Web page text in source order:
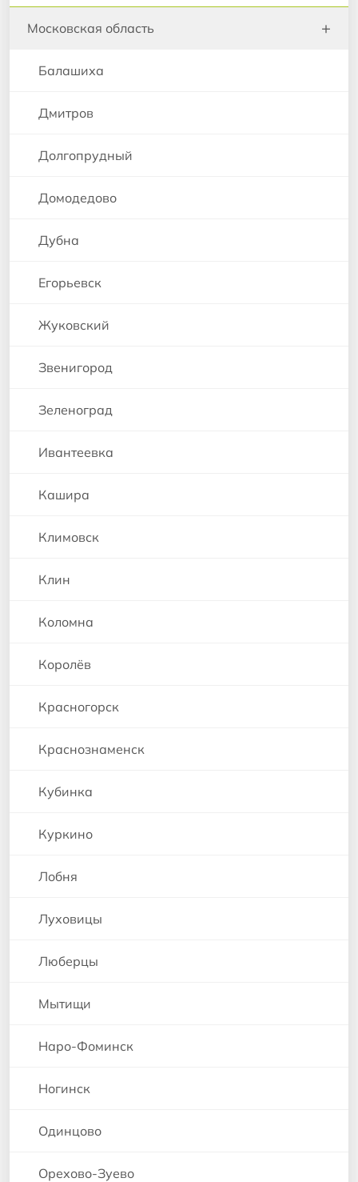
Московская область +
Балашиха
Дмитров
Долгопрудный
Домодедово
Дубна
Егорьевск
Жуковский
Звенигород
Зеленоград
Ивантеевка
Кашира
Климовск
Клин
Коломна
Королёв
Красногорск
Краснознаменск
Кубинка
Куркино
Лобня
Луховицы
Люберцы
Мытищи
Наро-Фоминск
Ногинск
Одинцово
Орехово-Зуево